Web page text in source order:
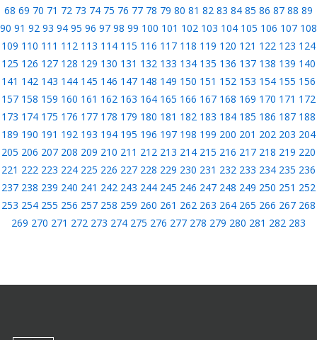
68 69 70 71 72 73 74 75 76 77 78 79 80 81 82 83 84 85 86 87 88 89
90 91 92 93 94 95 96 97 98 99 100 101 102 103 104 105 106 107 108
109 110 111 112 113 114 115 116 117 118 119 120 121 122 123 124
125 126 127 128 129 130 131 132 133 134 135 136 137 138 139 140
141 142 143 144 145 146 147 148 149 150 151 152 153 154 155 156
157 158 159 160 161 162 163 164 165 166 167 168 169 170 171 172
173 174 175 176 177 178 179 180 181 182 183 184 185 186 187 188
189 190 191 192 193 194 195 196 197 198 199 200 201 202 203 204
205 206 207 208 209 210 211 212 213 214 215 216 217 218 219 220
221 222 223 224 225 226 227 228 229 230 231 232 233 234 235 236
237 238 239 240 241 242 243 244 245 246 247 248 249 250 251 252
253 254 255 256 257 258 259 260 261 262 263 264 265 266 267 268
269 270 271 272 273 274 275 276 277 278 279 280 281 282 283